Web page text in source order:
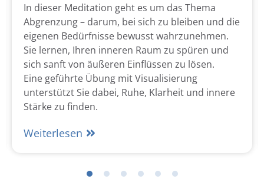
In dieser Meditation geht es um das Thema
Abgrenzung – darum, bei sich zu bleiben und die
eigenen Bedürfnisse bewusst wahrzunehmen.
Sie lernen, Ihren inneren Raum zu spüren und
sich sanft von äußeren Einflüssen zu lösen.
Eine geführte Übung mit Visualisierung
unterstützt Sie dabei, Ruhe, Klarheit und innere
Stärke zu finden.
Weiterlesen